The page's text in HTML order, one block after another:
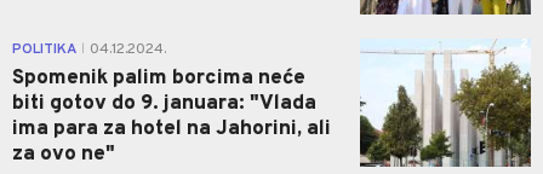
POLITIKA 04.12.2024.
Spomenik palim borcima neće
biti gotov do 9. januara: "Vlada
ima para za hotel na Jahorini, ali
za ovo ne"
2